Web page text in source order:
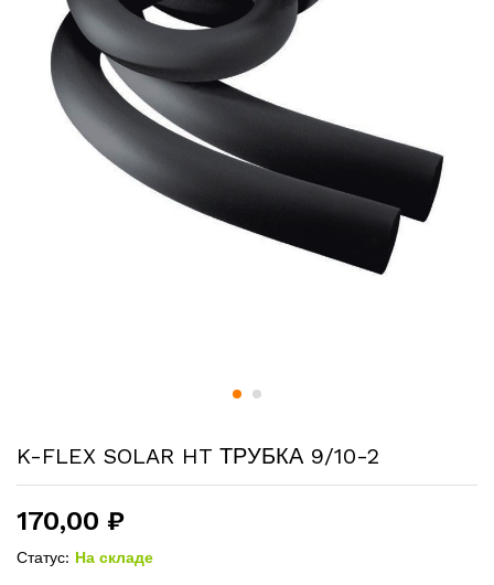
K-FLEX SOLAR HT ТРУБКА 9/10-2
170,00 ₽
Статус: На складе